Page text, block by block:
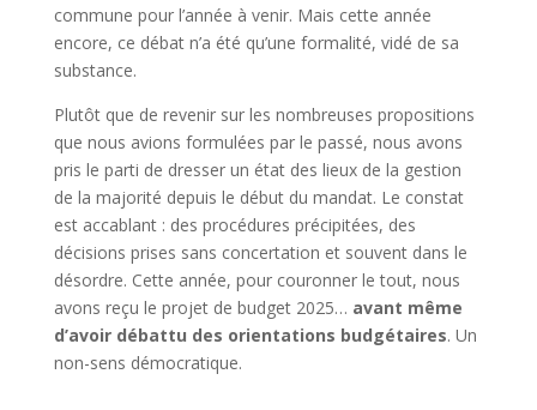
commune pour l’année à venir. Mais cette année
encore, ce débat n’a été qu’une formalité, vidé de sa
substance.
Plutôt que de revenir sur les nombreuses propositions
que nous avions formulées par le passé, nous avons
pris le parti de dresser un état des lieux de la gestion
de la majorité depuis le début du mandat. Le constat
est accablant : des procédures précipitées, des
décisions prises sans concertation et souvent dans le
désordre. Cette année, pour couronner le tout, nous
avons reçu le projet de budget 2025… avant même
d’avoir débattu des orientations budgétaires. Un
non-sens démocratique.